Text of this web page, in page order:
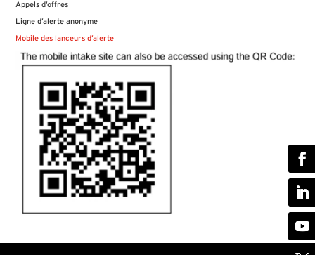
Appels d’offres
Ligne d’alerte anonyme
Mobile des lanceurs d’alerte